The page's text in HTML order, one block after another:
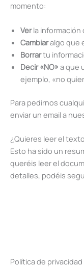
momento:
Verla información
Cambiaralgo que
Borrartu
Decir «NO» a que
ejemplo, «no
Para pedirnos
enviar un email a
¿Quieres leer el
Esto ha sido un
queréis leer el
detalles, podéis
Política de